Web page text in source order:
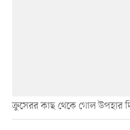
ক্রুসেরর কাছ থেকে গোল উপহার